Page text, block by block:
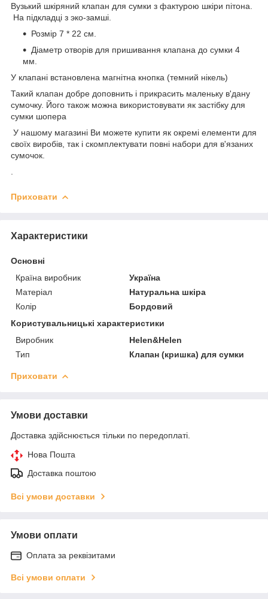
Вузький шкіряний клапан для сумки з фактурою шкіри пітона.
На підкладці з эко-замші.
Розмір 7 * 22 см.
Діаметр отворів для пришивання клапана до сумки 4
мм.
У клапані встановлена магнітна кнопка (темний нікель)
Такий клапан добре доповнить і прикрасить маленьку в'дану
сумочку. Його також можна використовувати як застібку для
сумки шопера
У нашому магазині Ви можете купити як окремі елементи для
своїх виробів, так і скомплектувати повні набори для в'язаних
сумочок.
Приховати
Характеристики
Основні
Країна виробник
Україна
Матеріал
Натуральна шкіра
Колір
Бордовий
Користувальницькі характеристики
Виробник
Helen&Helen
Тип
Клапан (кришка) для сумки
Приховати
Умови доставки
Доставка здійснюється тільки по передоплаті.
Нова Пошта
Доставка поштою
Всі умови доставки
Умови оплати
Оплата за реквізитами
Всі умови оплати